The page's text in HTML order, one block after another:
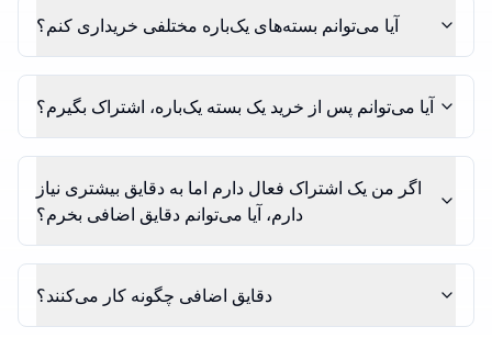
آیا می‌توانم بسته‌های یک‌باره مختلفی خریداری کنم؟
آیا می‌توانم پس از خرید یک بسته یک‌باره، اشتراک بگیرم؟
اگر من یک اشتراک فعال دارم اما به دقایق بیشتری نیاز
دارم، آیا می‌توانم دقایق اضافی بخرم؟
دقایق اضافی چگونه کار می‌کنند؟